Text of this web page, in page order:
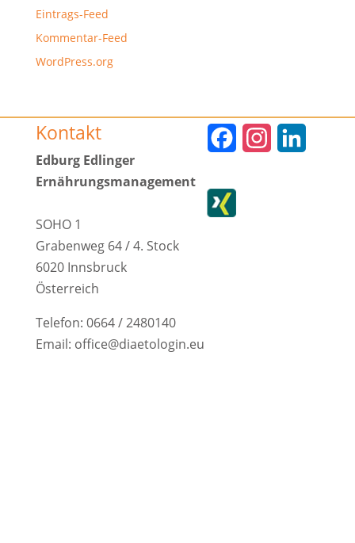
Eintrags-Feed
Kommentar-Feed
WordPress.org
Kontakt
Edburg Edlinger
Ernährungsmanagement
SOHO 1
Grabenweg 64 / 4. Stock
6020 Innsbruck
Österreich
Telefon: 0664 / 2480140
Email: office@diaetologin.eu
c